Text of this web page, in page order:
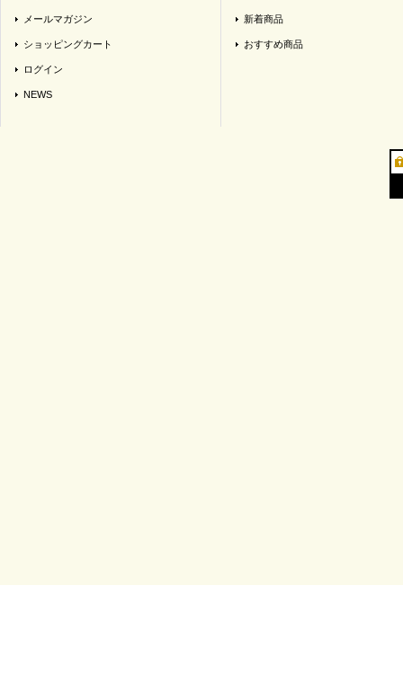
メールマガジン
ショッピングカート
ログイン
NEWS
新着商品
おすすめ商品